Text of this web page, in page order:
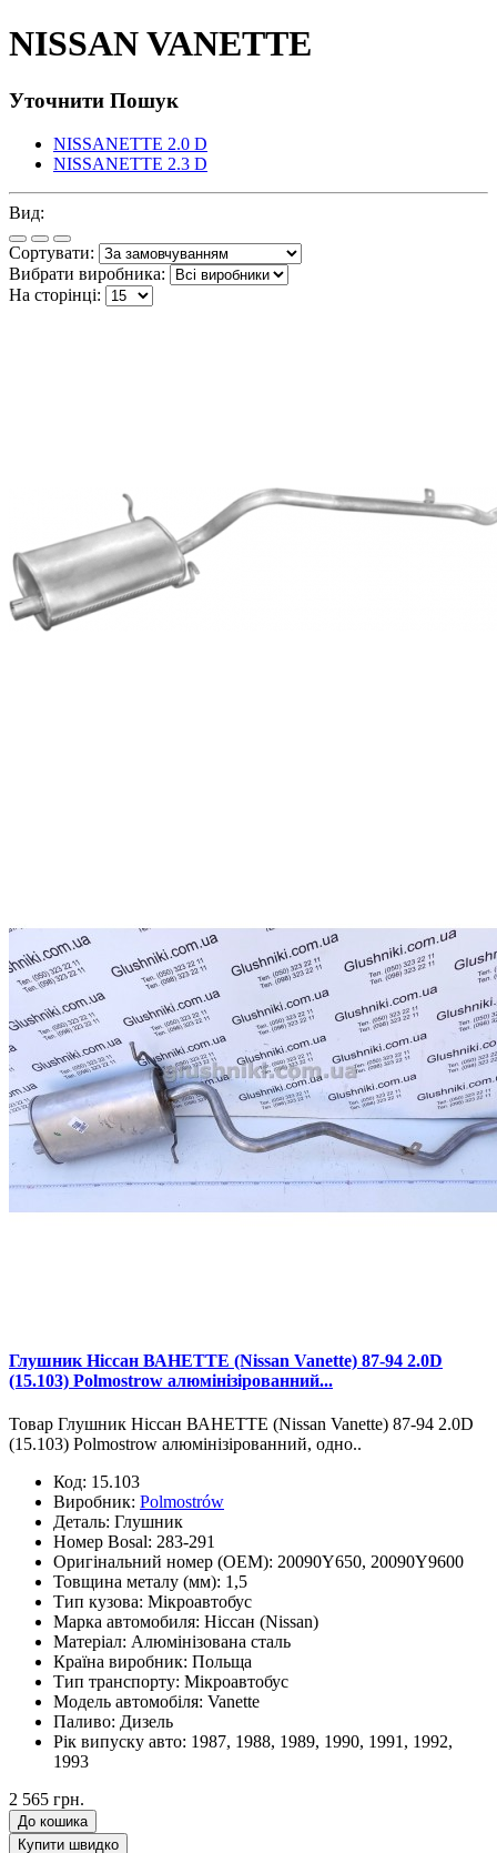
NISSAN VANETTE
Уточнити Пошук
NISSANETTE 2.0 D
NISSANETTE 2.3 D
Вид:
Сортувати:
Вибрати виробника:
На сторінці:
Глушник Ніссан ВАНЕТТЕ (Nissan Vanette) 87-94 2.0D
(15.103) Polmostrow алюмінізірованний...
Товар Глушник Ніссан ВАНЕТТЕ (Nissan Vanette) 87-94 2.0D
(15.103) Polmostrow алюмінізірованний, одно..
Код: 15.103
Виробник: Polmostrów
Деталь: Глушник
Номер Bosal: 283-291
Оригінальний номер (OEM): 20090Y650, 20090Y9600
Товщина металу (мм): 1,5
Тип кузова: Мікроавтобус
Марка автомобиля: Ніссан (Nissan)
Матеріал: Алюмінізована сталь
Країна виробник: Польща
Тип транспорту: Мікроавтобус
Модель автомобіля: Vanette
Паливо: Дизель
Рік випуску авто: 1987, 1988, 1989, 1990, 1991, 1992,
1993
2 565 грн.
До кошика
Купити швидко